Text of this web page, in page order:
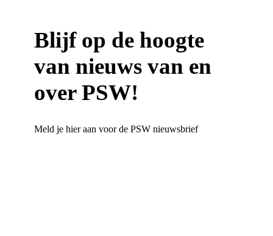
Blijf op de hoogte
van nieuws van en
over PSW!
Meld je hier aan voor de PSW nieuwsbrief